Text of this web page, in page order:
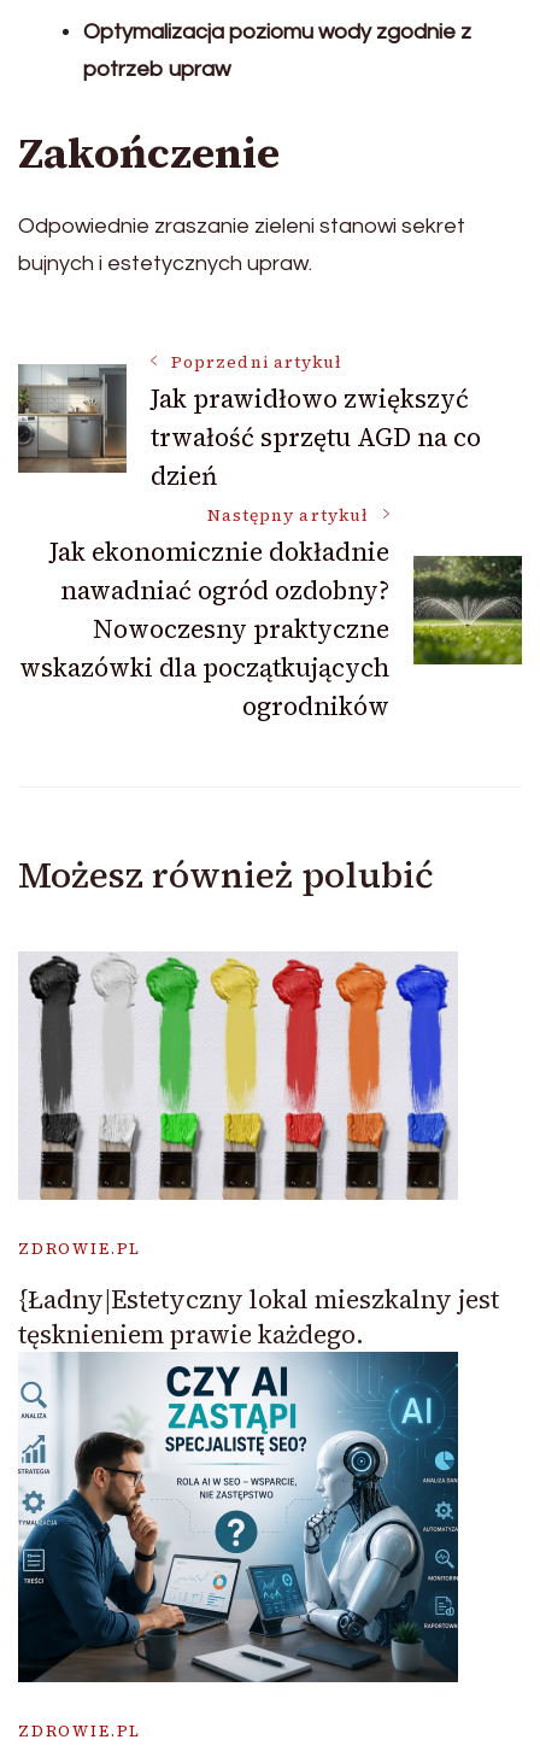
Optymalizacja poziomu wody zgodnie z
potrzeb upraw
Zakończenie
Odpowiednie zraszanie zieleni stanowi sekret
bujnych i estetycznych upraw.
Nawigacja
wpisu
Poprzedni artykuł
Jak prawidłowo zwiększyć
trwałość sprzętu AGD na co
dzień
Następny artykuł
Jak ekonomicznie dokładnie
nawadniać ogród ozdobny?
Nowoczesny praktyczne
wskazówki dla początkujących
ogrodników
Możesz również polubić
ZDROWIE.PL
{Ładny|Estetyczny lokal mieszkalny jest
tęsknieniem prawie każdego.
ZDROWIE.PL